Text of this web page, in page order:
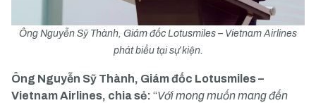
Ông Nguyễn Sỹ Thành, Giám đốc Lotusmiles – Vietnam Airlines
phát biểu tại sự kiện.
Ông Nguyễn Sỹ Thành, Giám đốc Lotusmiles –
Vietnam Airlines, chia sẻ: “Với mong muốn mang đến